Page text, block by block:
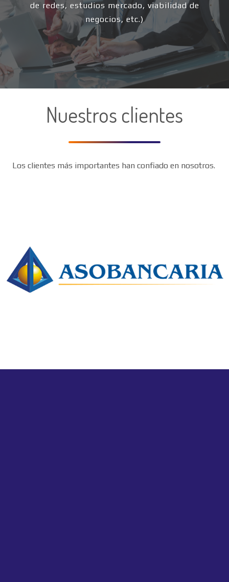
de redes, estudios mercado, viabilidad de
negocios, etc.)
Nuestros clientes
Los clientes más importantes han confiado en nosotros.